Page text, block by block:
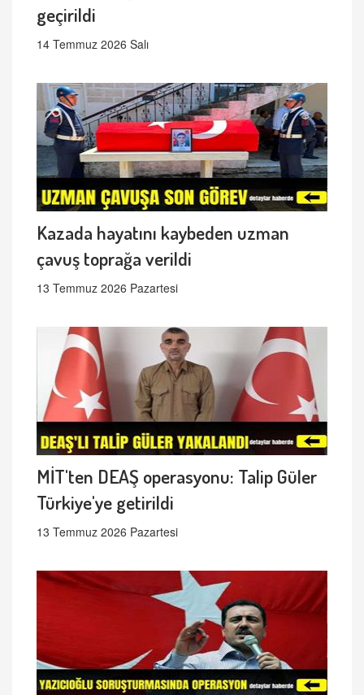
geçirildi
14 Temmuz 2026 Salı
Kazada hayatını kaybeden uzman
çavuş toprağa verildi
13 Temmuz 2026 Pazartesi
MİT'ten DEAŞ operasyonu: Talip Güler
Türkiye'ye getirildi
13 Temmuz 2026 Pazartesi